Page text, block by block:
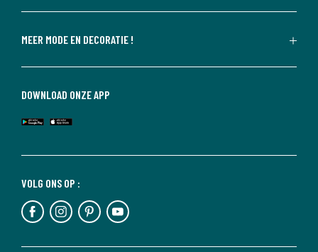
MEER MODE EN DECORATIE !
VOLG ONS OP :
DOWNLOAD ONZE APP